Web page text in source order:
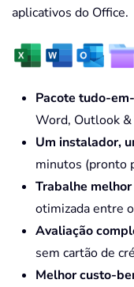
aplicativos do Office.
Pacote tudo-
Word, Outlook
Um instalador,
minutos (pronto
Trabalhe
otimizada entre
Avaliação
sem cartão de
Melhor custo-